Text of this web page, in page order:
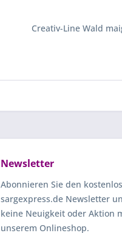
Creativ-Line Wald
Newsletter
Abonnieren Sie den
sargexpress.de Newsletter
keine Neuigkeit oder Aktion
unserem Onlineshop.